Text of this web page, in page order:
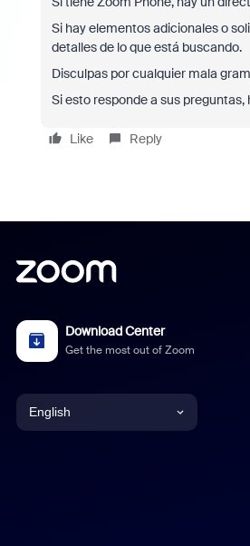
Si hay elementos adicionales o
detalles de lo que está buscando.
Disculpas por cualquier mala
Si esto responde a sus
Like Reply
Download Center
Get the most out of Zoom
English